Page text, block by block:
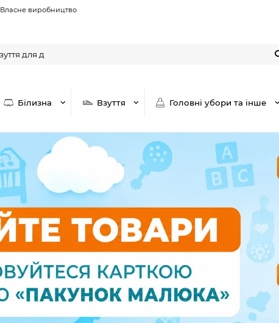
Власне виробництво
Білизна Взуття Головні убори та інше